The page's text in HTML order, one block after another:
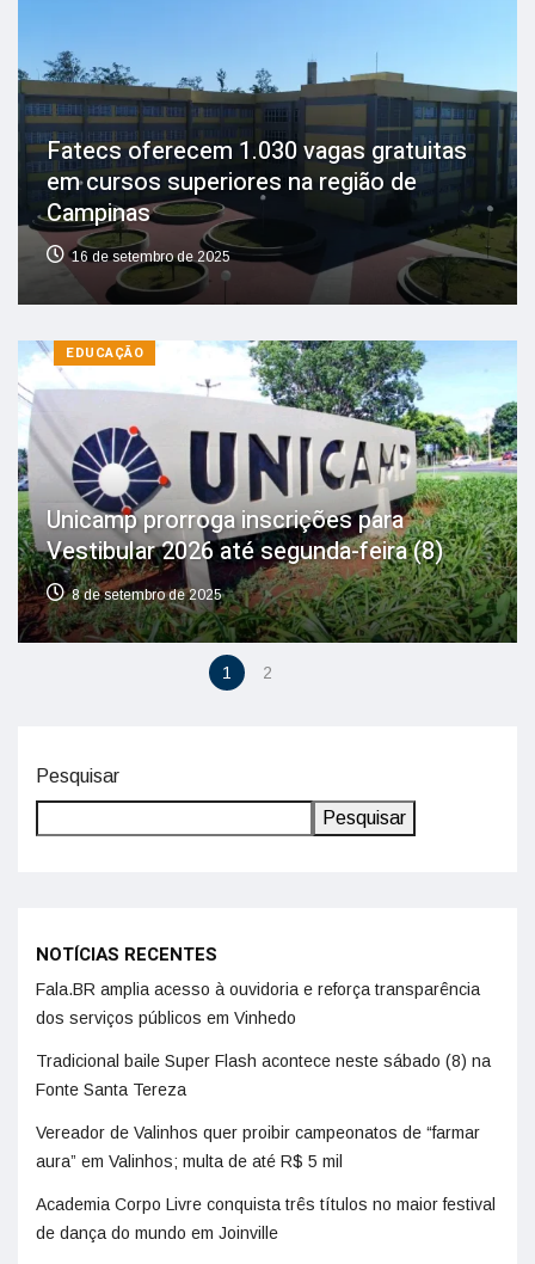
Fatecs oferecem 1.030 vagas gratuitas
em cursos superiores na região de
Campinas
16 de setembro de 2025
EDUCAÇÃO
Unicamp prorroga inscrições para
Vestibular 2026 até segunda-feira (8)
8 de setembro de 2025
1 2
Pesquisar
Pesquisar
NOTÍCIAS RECENTES
Fala.BR amplia acesso à ouvidoria e reforça transparência
dos serviços públicos em Vinhedo
Tradicional baile Super Flash acontece neste sábado (8) na
Fonte Santa Tereza
Vereador de Valinhos quer proibir campeonatos de “farmar
aura” em Valinhos; multa de até R$ 5 mil
Academia Corpo Livre conquista três títulos no maior festival
de dança do mundo em Joinville